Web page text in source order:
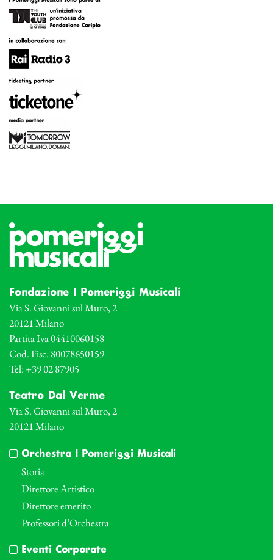
Fondazione I Pomeriggi Musicali
Via S. Giovanni sul Muro, 2
20121 Milano
Partita Iva 04410060158
Cod. Fisc. 80078650159
Tel: +39 02 87905
Teatro Dal Verme
Via S. Giovanni sul Muro, 2
20121 Milano
Orchestra I Pomeriggi Musicali
Storia
Direttore Artistico
Direttore emerito
Professori d’Orchestra
Eventi Corporate